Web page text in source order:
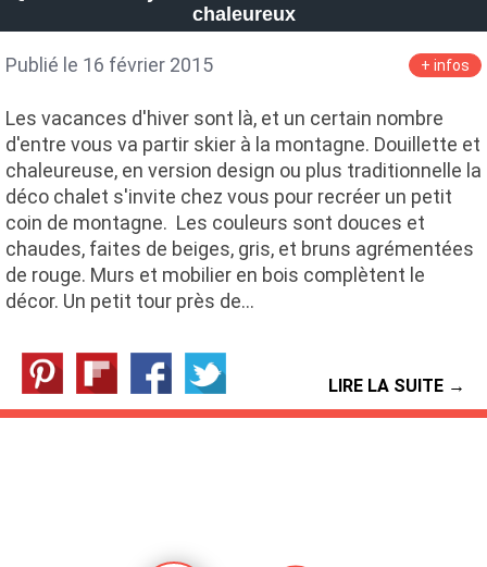
chaleureux
Publié le 16 février 2015 + infos
Les vacances d'hiver sont là, et un certain nombre
d'entre vous va partir skier à la montagne. Douillette et
chaleureuse, en version design ou plus traditionnelle la
déco chalet s'invite chez vous pour recréer un petit
coin de montagne. Les couleurs sont douces et
chaudes, faites de beiges, gris, et bruns agrémentées
de rouge. Murs et mobilier en bois complètent le
décor. Un petit tour près de…
LIRE LA SUITE →